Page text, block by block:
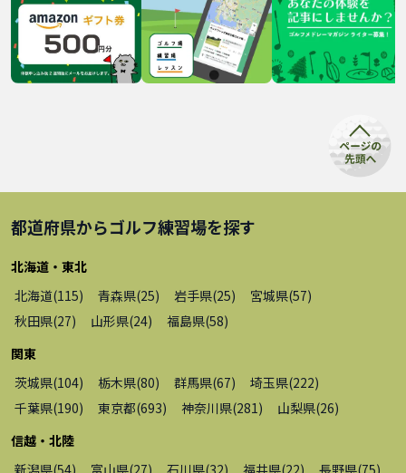
都道府県からゴルフ練習場を探す
北海道・東北
北海道(115) 青森県(25) 岩手県(25) 宮城県(57)
秋田県(27) 山形県(24) 福島県(58)
関東
茨城県(104) 栃木県(80) 群馬県(67) 埼玉県(222)
千葉県(190) 東京都(693) 神奈川県(281 ) 山梨県(26)
信越・北陸
新潟県(54) 富山県(27) 石川県(32) 福井県(22) 長野県(75)